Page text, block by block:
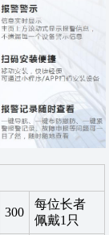
300
每位长者
佩戴1只